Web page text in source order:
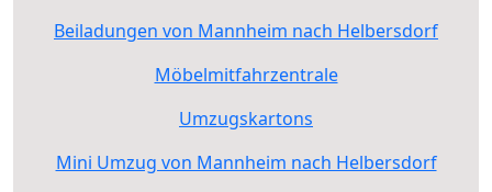
Beiladungen von Mannheim nach Helbersdorf
Möbelmitfahrzentrale
Umzugskartons
Mini Umzug von Mannheim nach Helbersdorf